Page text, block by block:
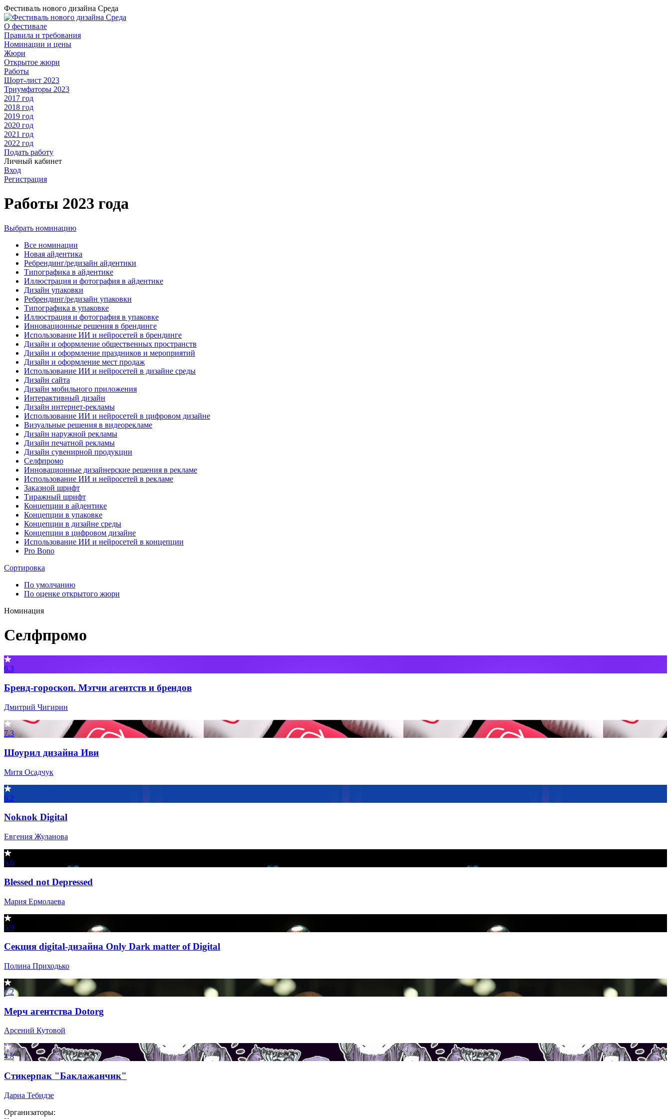
Фестиваль нового дизайна Среда
О фестивале
Правила и требования
Номинации и цены
Жюри
Открытое жюри
Работы
Шорт-лист 2023
Триумфаторы 2023
2017 год
2018 год
2019 год
2020 год
2021 год
2022 год
Подать работу
Личный кабинет
Вход
Регистрация
Работы 2023 года
Выбрать номинацию
Все номинации
Новая айдентика
Ребрендинг/редизайн айдентики
Типографика в айдентике
Иллюстрация и фотография в айдентике
Дизайн упаковки
Ребрендинг/редизайн упаковки
Типографика в упаковке
Иллюстрация и фотография в упаковке
Инновационные решения в брендинге
Использование ИИ и нейросетей в брендинге
Дизайн и оформление общественных пространств
Дизайн и оформление праздников и мероприятий
Дизайн и оформление мест продаж
Использование ИИ и нейросетей в дизайне среды
Дизайн сайта
Дизайн мобильного приложения
Интерактивный дизайн
Дизайн интернет-рекламы
Использование ИИ и нейросетей в цифровом дизайне
Визуальные решения в видеорекламе
Дизайн наружной рекламы
Дизайн печатной рекламы
Дизайн сувенирной продукции
Селфпромо
Инновационные дизайнерские решения в рекламе
Использование ИИ и нейросетей в рекламе
Заказной шрифт
Тиражный шрифт
Концепции в айдентике
Концепции в упаковке
Концепции в дизайне среды
Концепции в цифровом дизайне
Использование ИИ и нейросетей в концепции
Pro Bono
Сортировка
По умолчанию
По оценке открытого жюри
Номинация
Селфпромо
6.3
Бренд-гороскоп. Мэтчи агентств и брендов
Дмитрий Чигирин
7.3
Шоурил дизайна Иви
Митя Осадчук
6.2
Noknok Digital
Евгения Жуланова
6.6
Blessed not Depressed
Мария Ермолаева
5.9
Секция digital-дизайна Only Dark matter of Digital
Полина Приходько
7.2
Мерч агентства Dotorg
Арсений Кутовой
4.8
Стикерпак "Баклажанчик"
Дариа Тебидзе
Организаторы: